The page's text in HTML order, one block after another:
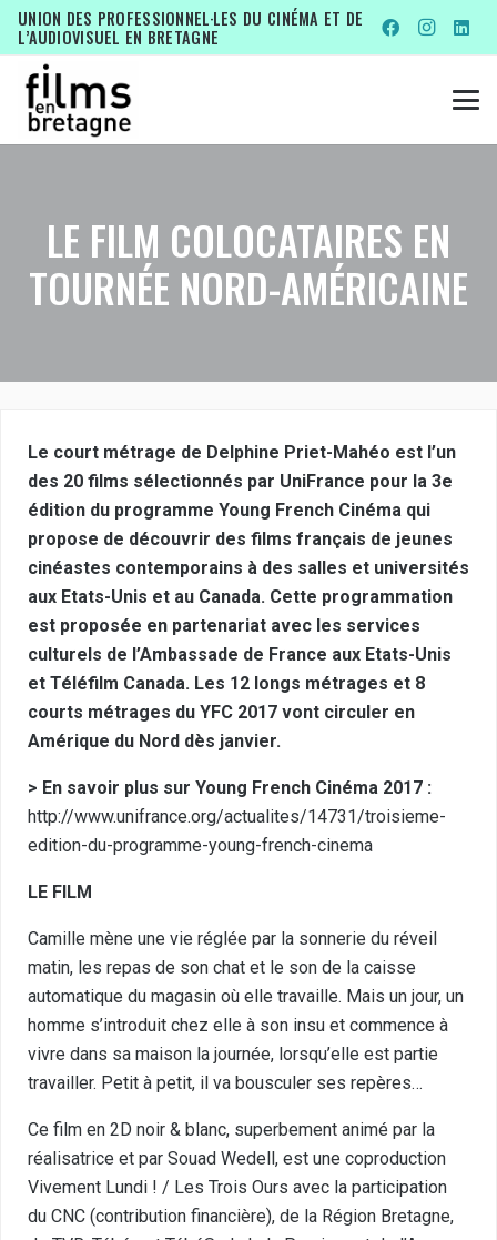
UNION DES PROFESSIONNEL·LES DU CINÉMA ET DE
L’AUDIOVISUEL EN BRETAGNE
LE FILM COLOCATAIRES EN
TOURNÉE NORD-AMÉRICAINE
Le court métrage de Delphine Priet-Mahéo est l’un
des 20 films sélectionnés par UniFrance pour la 3e
édition du programme Young French Cinéma qui
propose de découvrir des films français de jeunes
cinéastes contemporains à des salles et universités
aux Etats-Unis et au Canada. Cette programmation
est proposée en partenariat avec les services
culturels de l’Ambassade de France aux Etats-Unis
et Téléfilm Canada. Les 12 longs métrages et 8
courts métrages du YFC 2017 vont circuler en
Amérique du Nord dès janvier.
> En savoir plus sur Young French Cinéma 2017 :
http://www.unifrance.org/actualites/14731/troisieme-
edition-du-programme-young-french-cinema
LE FILM
Camille mène une vie réglée par la sonnerie du réveil
matin, les repas de son chat et le son de la caisse
automatique du magasin où elle travaille. Mais un jour, un
homme s’introduit chez elle à son insu et commence à
vivre dans sa maison la journée, lorsqu’elle est partie
travailler. Petit à petit, il va bousculer ses repères…
Ce film en 2D noir & blanc, superbement animé par la
réalisatrice et par Souad Wedell, est une coproduction
Vivement Lundi ! / Les Trois Ours avec la participation
du CNC (contribution financière), de la Région Bretagne,